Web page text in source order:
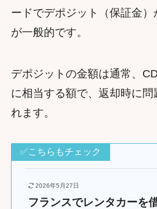
ードでデポジット（保証金
が一般的です。
デポジットの金額は通常、
に相当する額で、返却時に問
れます。
✅こちらもチェック
2026年5月27日
フランスでレンタカーを